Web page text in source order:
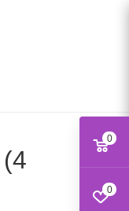
0
0